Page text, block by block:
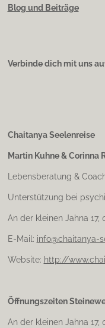
Blog und Beiträge
Verbinde dich mit uns
Chaitanya Seelenreise
Martin Kuhne & Corinna
Lebensberatung &
Unterstützung bei
An der kleinen Jahna 17,
E-Mail: info@chaitanya-
Website: http://
Öffnungszeiten
An der kleinen Jahna 17,